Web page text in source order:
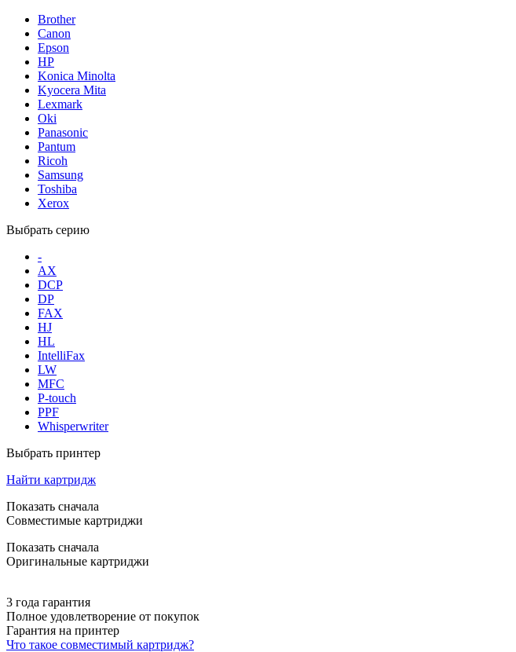
Brother
Canon
Epson
HP
Konica Minolta
Kyocera Mita
Lexmark
Oki
Panasonic
Pantum
Ricoh
Samsung
Toshiba
Xerox
Выбрать серию
-
AX
DCP
DP
FAX
HJ
HL
IntelliFax
LW
MFC
P-touch
PPF
Whisperwriter
Выбрать принтер
Найти картридж
Показать сначала
Совместимые картриджи
Показать сначала
Оригинальные картриджи
3 года гарантия
Полное удовлетворение от покупок
Гарантия на принтер
Что такое совместимый картридж?